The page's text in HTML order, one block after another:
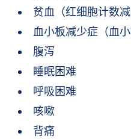
贫血（红细胞计数减
血小板减少症（血小
腹泻
睡眠困难
呼吸困难
咳嗽
背痛